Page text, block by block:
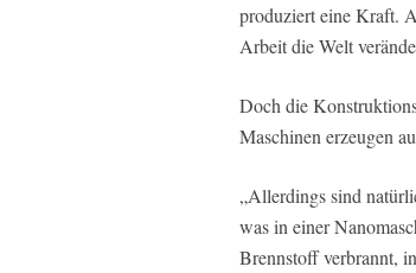
produziert eine Kraft.
Arbeit die Welt
Doch die
Maschinen erzeugen
„Allerdings sind
was in einer
Brennstoff verbrannt,